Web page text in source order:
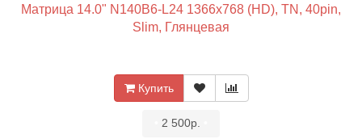
Матрица 14.0" N140B6-L24 1366x768 (HD), TN, 40pin,
Slim, Глянцевая
Купить
2 500р.